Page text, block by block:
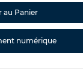
au Panier
numérique